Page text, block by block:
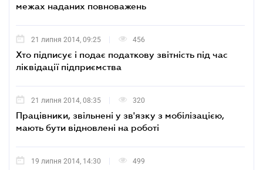
межах наданих повноважень
21 липня 2014, 09:25 456
Хто підписує і подає податкову звітність під час
ліквідації підприємства
21 липня 2014, 08:35 320
Працівники, звільнені у зв'язку з мобілізацією,
мають бути відновлені на роботі
19 липня 2014, 14:30 499